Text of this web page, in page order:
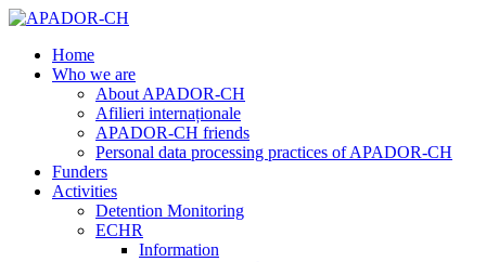
Home
Who we are
About APADOR-CH
Afilieri internaționale
APADOR-CH friends
Personal data processing practices of APADOR-CH
Funders
Activities
Detention Monitoring
ECHR
Information